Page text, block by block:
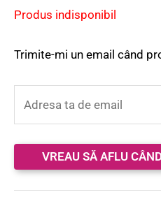
Produs indisponibil
Trimite-mi un email când